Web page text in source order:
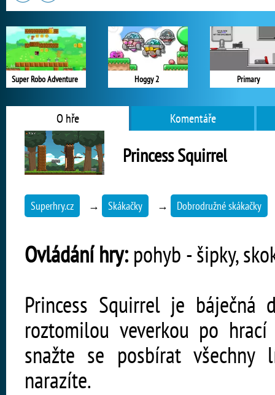
Super Robo Adventure Hoggy 2 Primary
O hře Komentáře
Princess Squirrel
Superhry.cz → Skákačky → Dobrodružné skákačky
Ovládání hry: pohyb - šipky,
Princess Squirrel je báječná
roztomilou veverkou po
snažte se posbírat všechny
narazíte.